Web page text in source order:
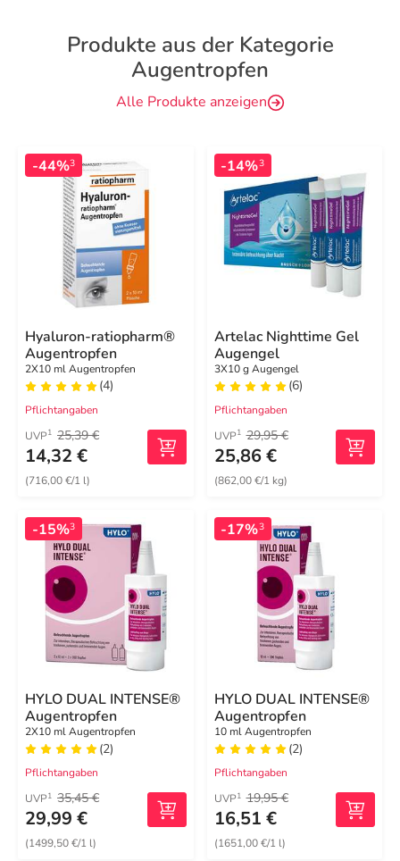
Produkte aus der Kategorie
Augentropfen
Alle Produkte anzeigen
-44%3
Hyaluron-ratiopharm®
Augentropfen
2X10 ml Augentropfen
(4)
Pflichtangaben
UVP1 25,39 €
14,32 €
(716,00 €/1 l)
-14%3
Artelac Nighttime Gel
Augengel
3X10 g Augengel
(6)
Pflichtangaben
UVP1 29,95 €
25,86 €
(862,00 €/1 kg)
-15%3
HYLO DUAL INTENSE®
Augentropfen
2X10 ml Augentropfen
(2)
Pflichtangaben
UVP1 35,45 €
29,99 €
(1499,50 €/1 l)
-17%3
HYLO DUAL INTENSE®
Augentropfen
10 ml Augentropfen
(2)
Pflichtangaben
UVP1 19,95 €
16,51 €
(1651,00 €/1 l)